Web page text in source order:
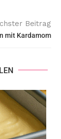
Beitrag
mit Kardamom